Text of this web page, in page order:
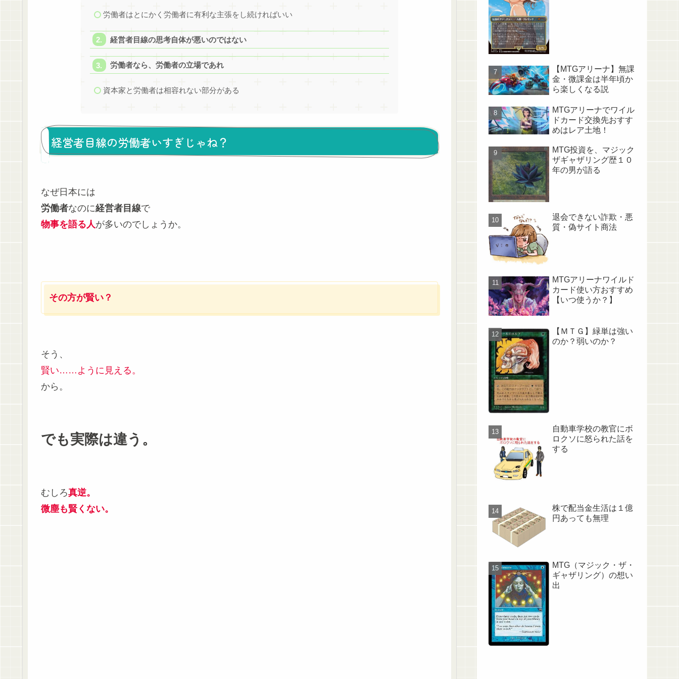
労働者はとにかく労働者に有利な主張をし続ければいい
経営者目線の思考自体が悪いのではない
労働者なら、労働者の立場であれ
資本家と労働者は相容れない部分がある
経営者目線の労働者いすぎじゃね？
なぜ日本には
労働者なのに経営者目線で
物事を語る人が多いのでしょうか。
その方が賢い？
そう、
賢い……ように見える。
から。
でも実際は違う。
むしろ真逆。
微塵も賢くない。
【MTGアリーナ】無課
金・微課金は半年頃か
ら楽しくなる説
MTGアリーナでワイル
ドカード交換先おすす
めはレア土地！
MTG投資を、マジック
ザギャザリング歴１０
年の男が語る
退会できない詐欺・悪
質・偽サイト商法
MTGアリーナワイルド
カード使い方おすすめ
【いつ使うか？】
【ＭＴＧ】緑単は強い
のか？弱いのか？
自動車学校の教官にボ
ロクソに怒られた話を
する
株で配当金生活は１億
円あっても無理
MTG（マジック・ザ・
ギャザリング）の想い
出